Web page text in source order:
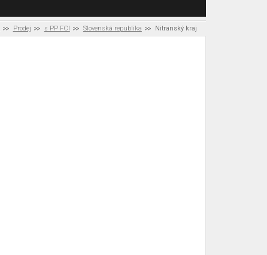
Prodej s PP FCI Slovenská republika Nitranský kraj